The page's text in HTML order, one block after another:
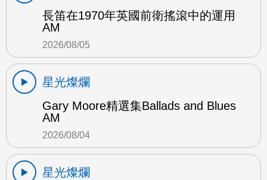
長笛在1970年英國前衛搖滾中的運用
AM
2026/08/05
星光燦爛
Gary Moore精選集Ballads and Blues
AM
2026/08/04
星光燦爛